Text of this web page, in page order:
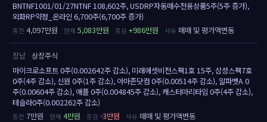
BNTNF1001/01/27NTNF 108,602주, USDRP자동매수전용상품5주(5주 증가),
외화RP약정_온라인 6,700주(6,700주 증가)
4,097만원
5,083만원 +986만원 매매 및 평가액변동
장남 상장주식
마이크로소프트 0주(0.002642주 감소), 미래에셋비전스팩1호 15주, 삼성스팩7호
0주(4주 감소), 신원 0주(1주 감소), 아마존닷컴 0주(0.00514주 감소), 알파벳A 0
주(0.00604주 감소), 애플 0주(0.004845주 감소), 캐스터마리타임 0주(4주 감소),
테슬라0주(0.002262주 감소)
7만원
4만원 -3만원 매매 및 평가액변동